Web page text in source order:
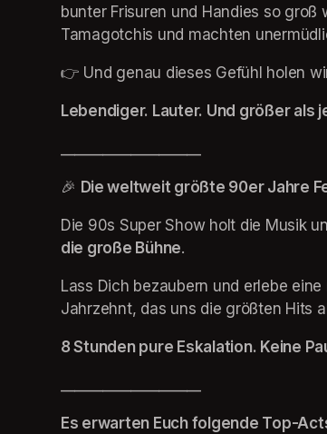
bunter Frisuren und Handies so
Tamagotchis und machten
👉 Und genau dieses Gefühl holen
Lebendiger. Lauter. Und größer als
____________________
🎉 Die weltweit größte 90er Jahre
Die 90s Super Show holt die Musik
die große Bühne.
Lass Dich bezaubern und erlebe
Jahrzehnt, das uns die größten Hits
8 Stunden pure Eskalation. Keine
____________________
Es erwarten Euch folgende Top-